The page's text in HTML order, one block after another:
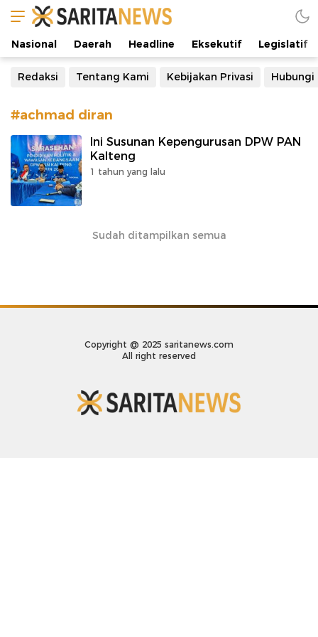
Manifestasi Arus Kebenaran
Nasional Daerah Headline Eksekutif Legislatif
Redaksi Tentang Kami Kebijakan Privasi Hubungi
#achmad diran
Ini Susunan Kepengurusan DPW PAN
Kalteng
1 tahun yang lalu
Sudah ditampilkan semua
Copyright @ 2025 saritanews.com
All right reserved